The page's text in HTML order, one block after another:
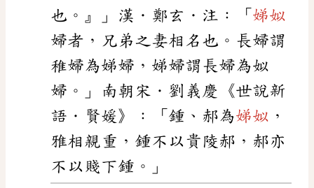
也。』」漢．鄭玄．注：「 娣姒
婦者，兄弟之妻相名也。長婦謂
稚婦為娣婦，娣婦謂長婦為姒
婦。」南朝宋．劉義慶《世說新
語．賢媛》：「鍾、郝為娣姒 ，
雅相親重，鍾不以貴陵郝，郝亦
不以賤下鍾。」